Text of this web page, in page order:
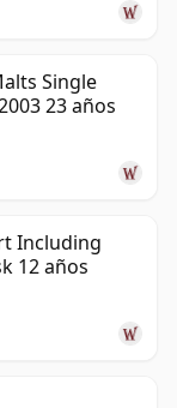
Single
23 años
Including
12 años